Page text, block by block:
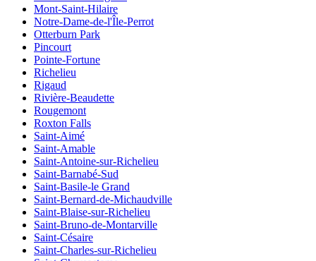
Mont-Saint-Hilaire
Notre-Dame-de-l'Île-Perrot
Otterburn Park
Pincourt
Pointe-Fortune
Richelieu
Rigaud
Rivière-Beaudette
Rougemont
Roxton Falls
Saint-Aimé
Saint-Amable
Saint-Antoine-sur-Richelieu
Saint-Barnabé-Sud
Saint-Basile-le Grand
Saint-Bernard-de-Michaudville
Saint-Blaise-sur-Richelieu
Saint-Bruno-de-Montarville
Saint-Césaire
Saint-Charles-sur-Richelieu